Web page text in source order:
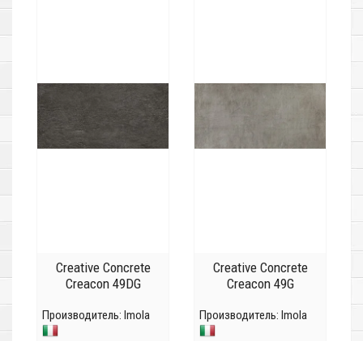
Creative Concrete
Creacon 49DG
Производитель: Imola
Creative Concrete
Creacon 49G
Производитель: Imola